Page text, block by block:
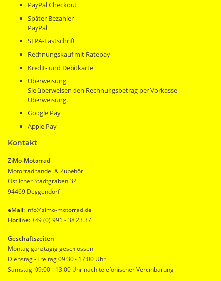
PayPal Checkout
Später Bezahlen
PayPal
SEPA-Lastschrift
Rechnungskauf mit Ratepay
Kredit- und Debitkarte
Überweisung
Sie überweisen den Rechnungsbetrag per Vorkasse
Überweisung.
Google Pay
Apple Pay
Kontakt
ZiMo-Motorrad
Motorradhandel & Zubehör
Östlicher Stadtgraben 32
94469 Deggendorf
eMail: info@zimo-motorrad.de
Hotline:+49 (0) 991 - 38 23 37
Geschäftszeiten
Montag ganztägig geschlossen
Dienstag - Freitag 09:30 - 17:00 Uhr
Samstag 09:00 - 13:00 Uhr nach telefonischer Vereinbarung